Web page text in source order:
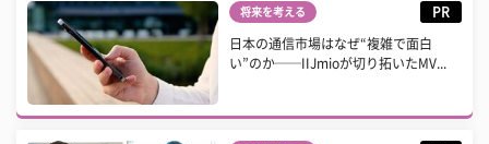
将来を考える PR
日本の通信市場はなぜ“複雑で面白
い”のか──IIJmioが切り拓いたMV...